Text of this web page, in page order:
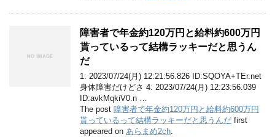
障害者で年金約120万円と給料約600万円
貰っているって結構ラッキーだと思うん
だ
1: 2023/07/24(月) 12:21:56.826 ID:SQOYA+TEr.net
身体障害だけどさ 4: 2023/07/24(月) 12:23:56.039
ID:avkMqkiV0.n …
The post 障害者で年金約120万円と給料約600万円
貰っているって結構ラッキーだと思うんだ first
appeared on あらまめ2ch